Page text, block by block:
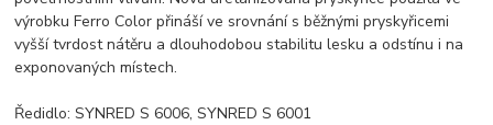
výrobku Ferro Color přináší ve srovnání s běžnými pryskyřicemi
vyšší tvrdost nátěru a dlouhodobou stabilitu lesku a odstínu i na
exponovaných místech.
Ředidlo: SYNRED S 6006, SYNRED S 6001